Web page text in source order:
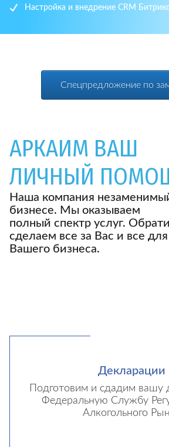
Настройка и внедрение CRM
Спецпредложение по
АРКАИМ ВАШ
ЛИЧНЫЙ
Наша компания
бизнесе. Мы оказываем
полный спектр услуг.
сделаем все за Вас и все
Вашего бизнеса.
Декларации
Подготовим и сдадим вашу
Федеральную Службу
Алкогольного